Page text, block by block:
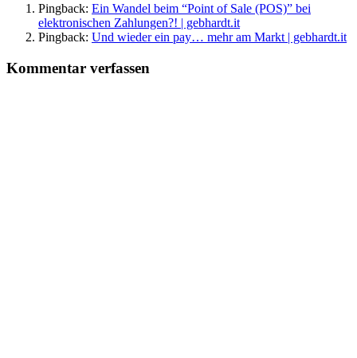
Pingback: Ein Wandel beim “Point of Sale (POS)” bei
elektronischen Zahlungen?! | gebhardt.it
Pingback: Und wieder ein pay… mehr am Markt | gebhardt.it
Kommentar verfassen